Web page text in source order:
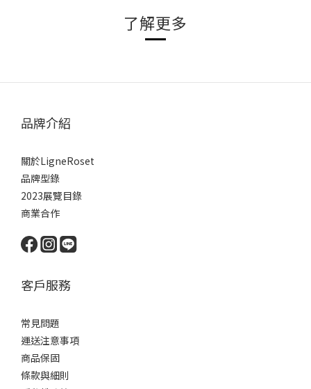
了解更多
品牌介紹
關於LigneRoset
品牌型錄
2023展覽目錄
商業合作
客戶服務
常見問題
運送注意事項
商品保固
條款與細則